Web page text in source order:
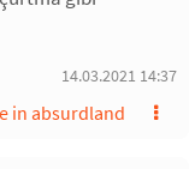
14.03.2021 14:37
in absurdland